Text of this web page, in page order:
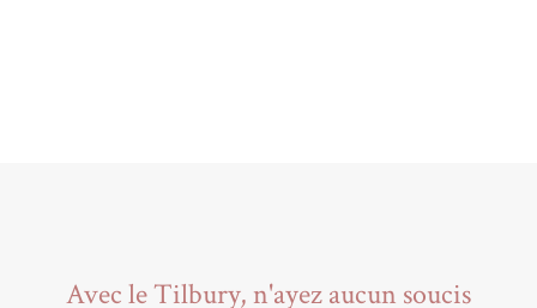
Avec le Tilbury, n'ayez aucun soucis